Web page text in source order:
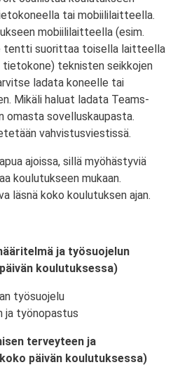
tai mobiililaitteella.
mobiililaitteella (esim.
tentti suorittaa toisella laitteella
tietokone) teknisten seikkojen
ladata koneelle tai
Mikäli haluat ladata Teams-
omasta sovelluskaupasta.
vahvistusviestissä.
ajoissa, sillä myöhästyviä
koulutukseen mukaan.
läsnä koko koulutuksen ajan.
ja työsuojelun
koulutuksessa)
työsuojelu
ja työnopastus
terveyteen ja
päivän koulutuksessa)